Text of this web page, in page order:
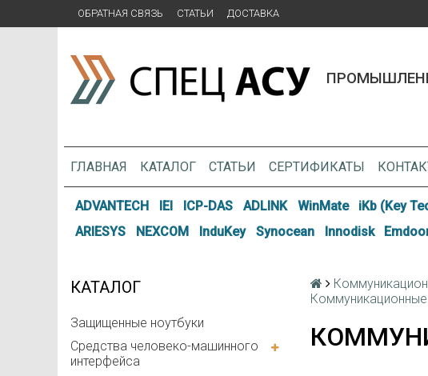
ОБРАТНАЯ СВЯЗЬ СТАТЬИ ДОСТАВКА
ГЛАВНАЯ КАТАЛОГ СТАТЬИ СЕРТИФИКАТЫ
ADVANTECH IEI ICP-DAS ADLINK WinMate iKb (Key
ARIESYS
NEXCOM InduKey Synocean Innodisk
КАТАЛОГ
Защищенные ноутбуки
Средства человеко-машинного
интерфейса